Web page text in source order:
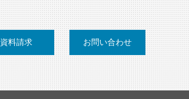
資料請求 お問い合わせ